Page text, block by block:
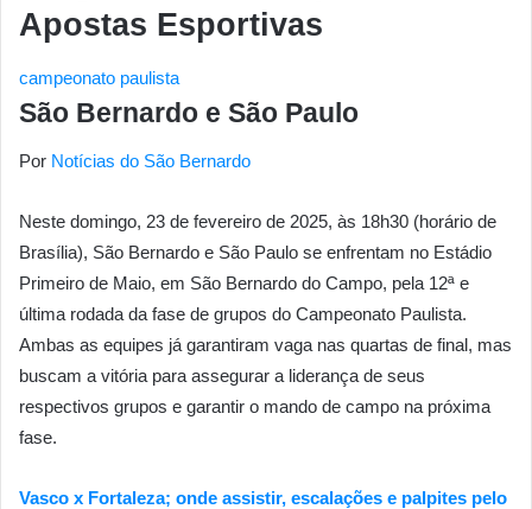
Apostas Esportivas
campeonato paulista
São Bernardo e São Paulo
Por Notícias do São Bernardo
Neste domingo, 23 de fevereiro de 2025, às 18h30 (horário de
Brasília), São Bernardo e São Paulo se enfrentam no Estádio
Primeiro de Maio, em São Bernardo do Campo, pela 12ª e
última rodada da fase de grupos do Campeonato Paulista.
Ambas as equipes já garantiram vaga nas quartas de final, mas
buscam a vitória para assegurar a liderança de seus
respectivos grupos e garantir o mando de campo na próxima
fase.
Vasco x Fortaleza; onde assistir, escalações e palpites pelo